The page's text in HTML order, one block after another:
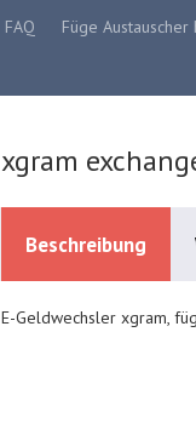
FAQ Füge Austauscher
xgram
Beschreibung
E-Geldwechsler xgram,